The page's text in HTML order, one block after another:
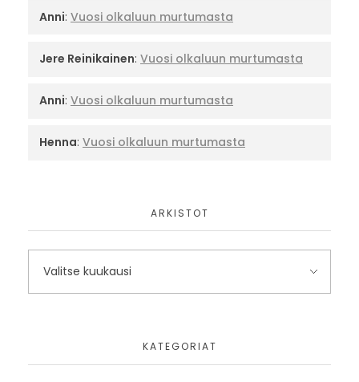
Anni: Vuosi olkaluun murtumasta
Jere Reinikainen: Vuosi olkaluun murtumasta
Anni: Vuosi olkaluun murtumasta
Henna: Vuosi olkaluun murtumasta
ARKISTOT
KATEGORIAT